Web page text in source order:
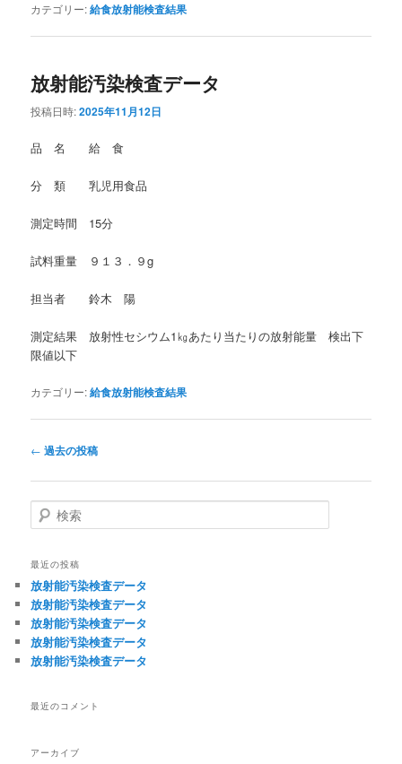
カテゴリー:給食放射能検査結果
放射能汚染検査データ
投稿日時:2025年11月12日
品 名 給 食
分 類 乳児用食品
測定時間 15分
試料重量 ９１３．９g
担当者 鈴木 陽
測定結果 放射性セシウム1㎏あたり当たりの放射能量 検出下
限値以下
カテゴリー:給食放射能検査結果
投
ナ
ビ
ゲ
シ
ョ
ン
← 過去の投稿
検
索
最近の投稿
放射能汚染検査データ
放射能汚染検査データ
放射能汚染検査データ
放射能汚染検査データ
放射能汚染検査データ
最近のコメント
アーカイブ